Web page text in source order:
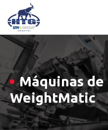
Skip
content
Máquinas
WeightMatic